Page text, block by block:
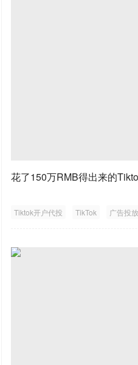
花了150万RMB得出来的
Tiktok开户代投 TikTok 广告投放